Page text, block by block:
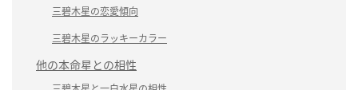
三碧木星の恋愛傾向
三碧木星のラッキーカラー
他の本命星との相性